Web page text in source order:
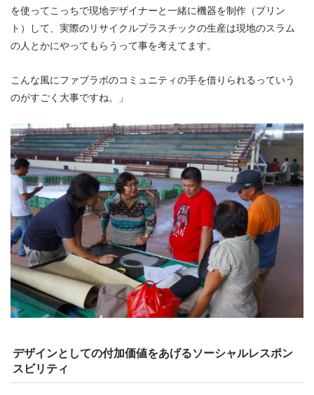
を使ってこっちで現地デザイナーと一緒に機器を制作（プリン
ト）して、実際のリサイクルプラスチックの生産は現地のスラム
の人とかにやってもらうって事を考えてます。
こんな風にファブラボのコミュニティの手を借りられるっていう
のがすごく大事ですね。」
デザインとしての付加価値をあげるソーシャルレスポン
スビリティ